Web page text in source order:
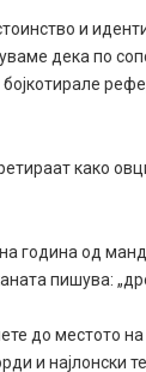
и
дека по
како
година од
пишува:
до местото
и најлонски